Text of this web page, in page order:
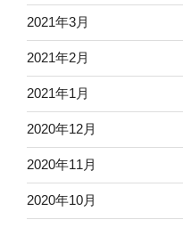
2021年3月
2021年2月
2021年1月
2020年12月
2020年11月
2020年10月